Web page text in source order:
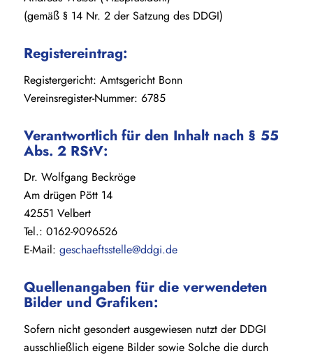
(gemäß § 14 Nr. 2 der Satzung des DDGI)
Registereintrag:
Registergericht: Amtsgericht Bonn
Vereinsregister-Nummer: 6785
Verantwortlich für den Inhalt nach § 55
Abs. 2 RStV:
Dr. Wolfgang Beckröge
Am drügen Pött 14
42551 Velbert
Tel.: 0162-9096526
E-Mail: geschaeftsstelle@ddgi.de
Quellenangaben für die verwendeten
Bilder und Grafiken:
Sofern nicht gesondert ausgewiesen nutzt der DDGI
ausschließlich eigene Bilder sowie Solche die durch